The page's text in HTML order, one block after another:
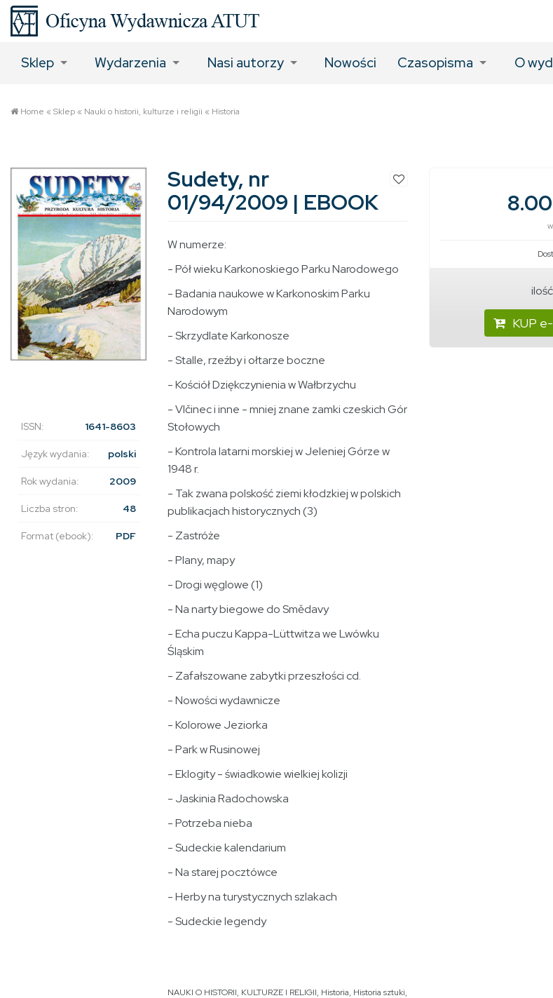
Sklep Wydarzenia Nasi autorzy Nowości Czasopisma O
Home «Sklep« Nauki o historii, kulturze i religii « Historia
ISSN: 1641-8603
Język wydania: polski
Rok wydania: 2009
Liczba stron: 48
Format (ebook): PDF
Sudety, nr
01/94/2009 | EBOOK
W numerze:
- Pół wieku Karkonoskiego Parku Narodowego
- Badania naukowe w Karkonoskim Parku
Narodowym
- Skrzydlate Karkonosze
- Stalle, rzeźby i ołtarze boczne
- Kościół Dziękczynienia w Wałbrzychu
- Vlčinec i inne - mniej znane zamki czeskich Gór
Stołowych
- Kontrola latarni morskiej w Jeleniej Górze w
1948 r.
- Tak zwana polskość ziemi kłodzkiej w polskich
publikacjach historycznych (3)
- Zastróże
- Plany, mapy
- Drogi węglowe (1)
- Na narty biegowe do Smědavy
- Echa puczu Kappa-Lüttwitza we Lwówku
Śląskim
- Zafałszowane zabytki przeszłości cd.
- Nowości wydawnicze
- Kolorowe Jeziorka
- Park w Rusinowej
- Eklogity - świadkowie wielkiej kolizji
- Jaskinia Radochowska
- Potrzeba nieba
- Sudeckie kalendarium
- Na starej pocztówce
- Herby na turystycznych szlakach
- Sudeckie legendy
NAUKI O HISTORII, KULTURZE I RELIGII, Historia, Historia sztuki,
ilość
KUP